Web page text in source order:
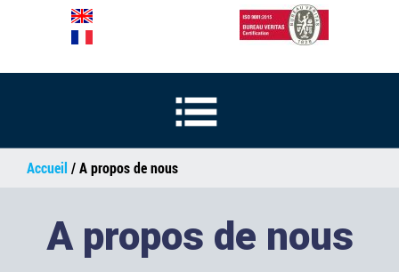
Accueil / A propos de nous
A propos de nous